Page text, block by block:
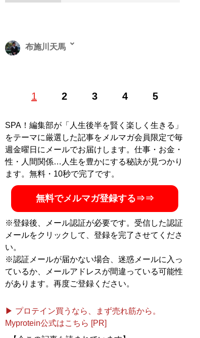
1 2 3 4 5
布施川天馬
団」評議員。 1997年生まれ。世帯年収300万円台の家庭
末東大合格を果たす。著書に最小コストで結果を出すノ
ウハウを体系化した『
東大式節約勉強法 』、膨大な範囲
と量の受験勉強をする中で気がついた「コスパを極限ま
で高める時間の使い方」を解説した『 東大式時間術
』な
ど。
株式会社カルペ・ディエム にて、お金と時間をかけ
ない「省エネスタイルの勉強法」などを伝える。
MENSA会員。（Xアカウント:
@Temma_Fusegawa
目標達成のための最短ル
ート、最小コストの具体
的な方法が満載
SPA！編集部が「人生後半を賢く楽しく生きる」
をテーマに厳選した記事をメルマガ会員限定で毎
週金曜日にメールでお届けします。仕事・お金・
性・人間関係…人生を豊かにする秘訣が見つかり
ます。無料・10秒で完了です。
無料でメルマガ登録する⇒⇒
※登録後、メール認証が必要です。受信した認証
メールをクリックして、登録を完了させてくださ
い。
※認証メールが届かない場合、迷惑メールに入っ
ているか、メールアドレスが間違っている可能性
があります。再度ご登録ください。
▶ プロテイン買うなら、まず売れ筋から。
Myprotein公式はこちら [PR]